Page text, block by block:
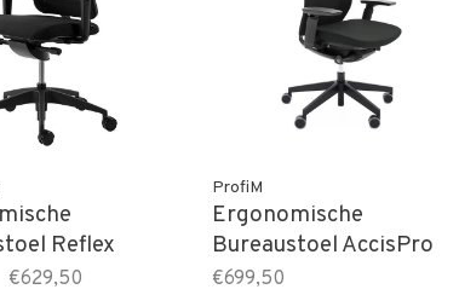
Reflex
€629,50
ProfiM
Ergonomische
Bureaustoel AccisPro
€699,50